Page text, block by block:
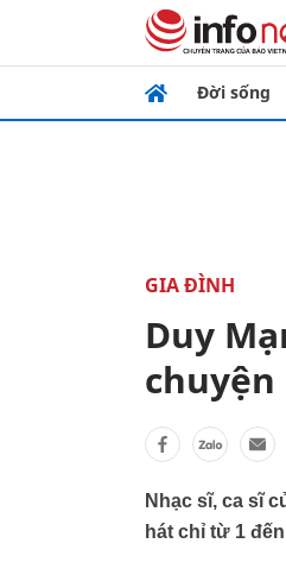
Đời sống
GIA ĐÌNH
Duy
Nhạc sĩ, ca sĩ
hát chỉ từ 1